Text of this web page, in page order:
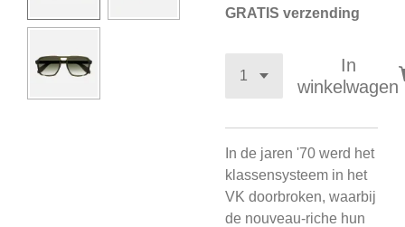
GRATIS verzending
In
winkelwagen
In de jaren '70 werd het
klassensysteem in het
VK doorbroken, waarbij
de nouveau-riche hun